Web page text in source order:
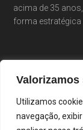
Utilizamos
navegação,
acima de 35
forma estratégica